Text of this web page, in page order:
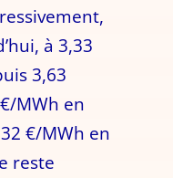
à 3,33
3,63
MWh en
€/MWh en
reste